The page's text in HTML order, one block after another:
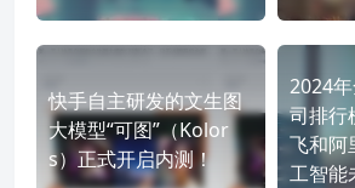
快手自主研发的文生图
大模型“可图”（Kolor
s）正式开启内测！
2024
司排行
飞和阿
工智能